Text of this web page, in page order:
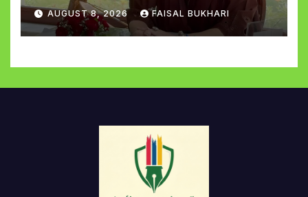
AUGUST 8, 2026 FAISAL BUKHARI